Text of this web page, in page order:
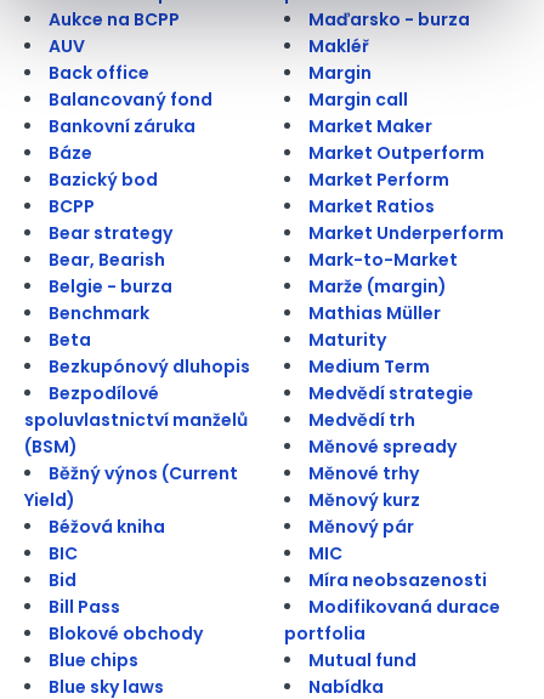
Aukce na BCPP
AUV
Back office
Balancovaný fond
Bankovní záruka
Báze
Bazický bod
BCPP
Bear strategy
Bear, Bearish
Belgie - burza
Benchmark
Beta
Bezkupónový dluhopis
Bezpodílové
spoluvlastnictví manželů
(BSM)
Běžný výnos (Current
Yield)
Béžová kniha
BIC
Bid
Bill Pass
Blokové obchody
Blue chips
Blue sky laws
Maďarsko - burza
Makléř
Margin
Margin call
Market Maker
Market Outperform
Market Perform
Market Ratios
Market Underperform
Mark-to-Market
Marže (margin)
Mathias Müller
Maturity
Medium Term
Medvědí strategie
Medvědí trh
Měnové spready
Měnové trhy
Měnový kurz
Měnový pár
MIC
Míra neobsazenosti
Modifikovaná durace
portfolia
Mutual fund
Nabídka